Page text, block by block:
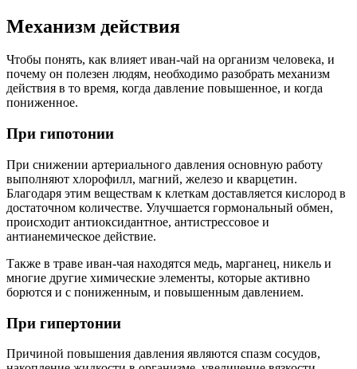
Механизм действия
Чтобы понять, как влияет иван-чай на организм человека, и
почему он полезен людям, необходимо разобрать механизм
действия в то время, когда давление повышенное, и когда
пониженное.
При гипотонии
При снижении артериального давления основную работу
выполняют хлорофилл, магний, железо и кварцетин.
Благодаря этим веществам к клеткам доставляется кислород в
достаточном количестве. Улучшается гормональный обмен,
происходит антиоксидантное, антистрессовое и
антианемическое действие.
Также в траве иван-чая находятся медь, марганец, никель и
многие другие химические элементы, которые активно
борются и с пониженным, и повышенным давлением.
При гипертонии
Причиной повышения давления являются спазм сосудов,